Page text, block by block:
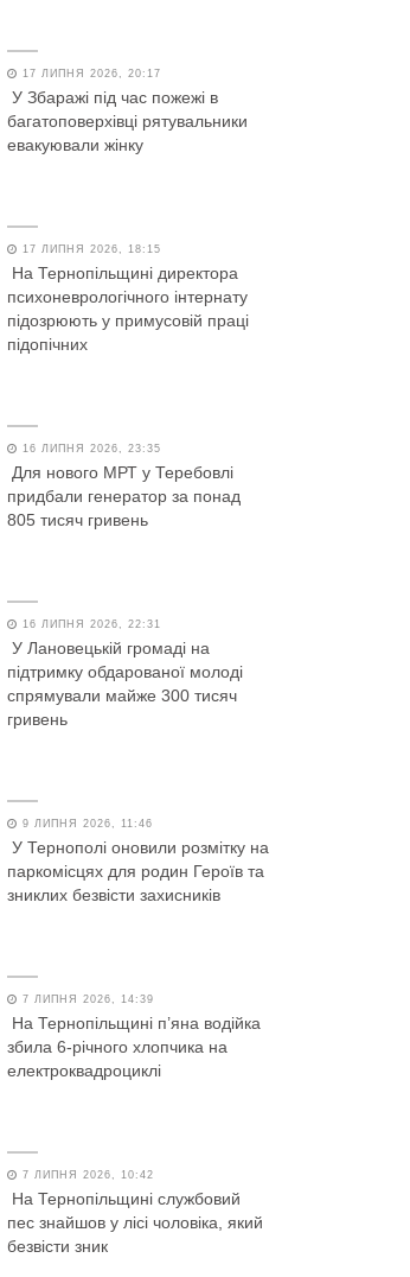
17 ЛИПНЯ 2026, 20:17
У Збаражі під час пожежі в
багатоповерхівці рятувальники
евакуювали жінку
17 ЛИПНЯ 2026, 18:15
На Тернопільщині директора
психоневрологічного інтернату
підозрюють у примусовій праці
підопічних
16 ЛИПНЯ 2026, 23:35
Для нового МРТ у Теребовлі
придбали генератор за понад
805 тисяч гривень
16 ЛИПНЯ 2026, 22:31
У Лановецькій громаді на
підтримку обдарованої молоді
спрямували майже 300 тисяч
гривень
9 ЛИПНЯ 2026, 11:46
У Тернополі оновили розмітку на
паркомісцях для родин Героїв та
зниклих безвісти захисників
7 ЛИПНЯ 2026, 14:39
На Тернопільщині п’яна водійка
збила 6-річного хлопчика на
електроквадроциклі
7 ЛИПНЯ 2026, 10:42
На Тернопільщині службовий
пес знайшов у лісі чоловіка, який
безвісти зник